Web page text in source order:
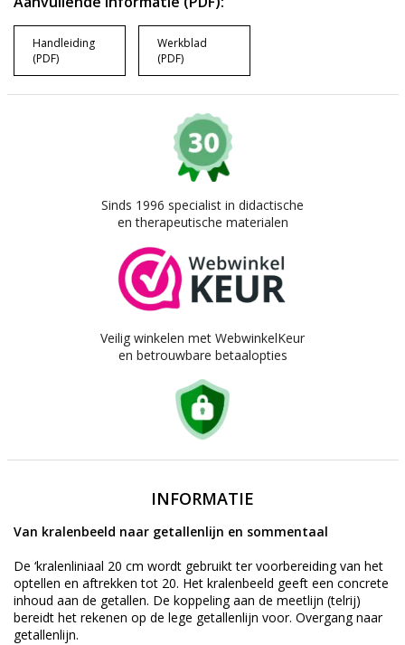
Handleiding
(PDF)
Werkblad
(PDF)
Sinds 1996 specialist in didactische
en therapeutische materialen
Veilig winkelen met WebwinkelKeur
en betrouwbare betaalopties
INFORMATIE
Van kralenbeeld naar getallenlijn en sommentaal
De ‘kralenliniaal 20 cm wordt gebruikt ter voorbereiding van het
optellen en aftrekken tot 20. Het kralenbeeld geeft een concrete
inhoud aan de getallen. De koppeling aan de meetlijn (telrij)
bereidt het rekenen op de lege getallenlijn voor. Overgang naar
getallenlijn.